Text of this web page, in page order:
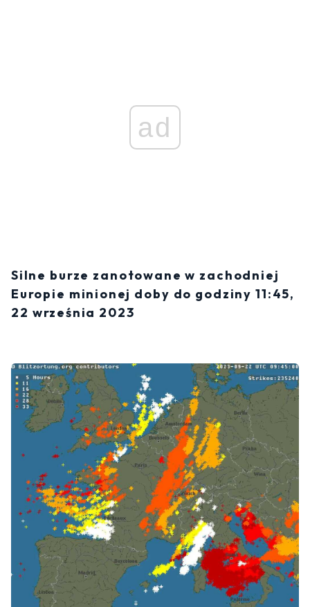
ad
Silne burze zanotowane w zachodniej
Europie minionej doby do godziny 11:45,
22 września 2023